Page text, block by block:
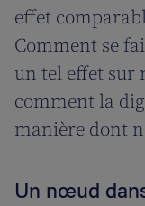
effet
Comment se
un tel effet sur
comment la
manière dont
Un nœud